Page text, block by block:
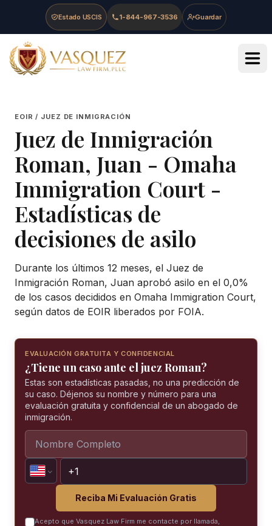
Skip to main content
Skip to navigation
Skip to footer
Estado USCIS 1-844-967-3536 Guardar
Vasquez Law Firm - Home
EOIR / JUEZ DE INMIGRACIÓN
Juez de Inmigración
Roman, Juan - Omaha
Immigration Court -
Estadísticas de
decisiones de asilo
Durante los últimos 12 meses, el Juez de
Inmigración Roman, Juan aprobó asilo en el 0,0%
de los casos decididos en Omaha Immigration Court,
según datos de EOIR liberados por FOIA.
EVALUACIÓN GRATUITA Y CONFIDENCIAL
¿Tiene un caso ante el juez Roman?
Estas son estadísticas pasadas, no una predicción de
su caso. Déjenos su nombre y número para una
evaluación gratuita y confidencial de un abogado de
inmigración.
Reciba Mi Evaluación Gratis
Acepto que Vasquez Law Firm me contacte por llamada,